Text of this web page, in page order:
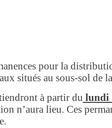
pour la
situés au sous-sol de
à partir du lundi
n’aura lieu. Ces